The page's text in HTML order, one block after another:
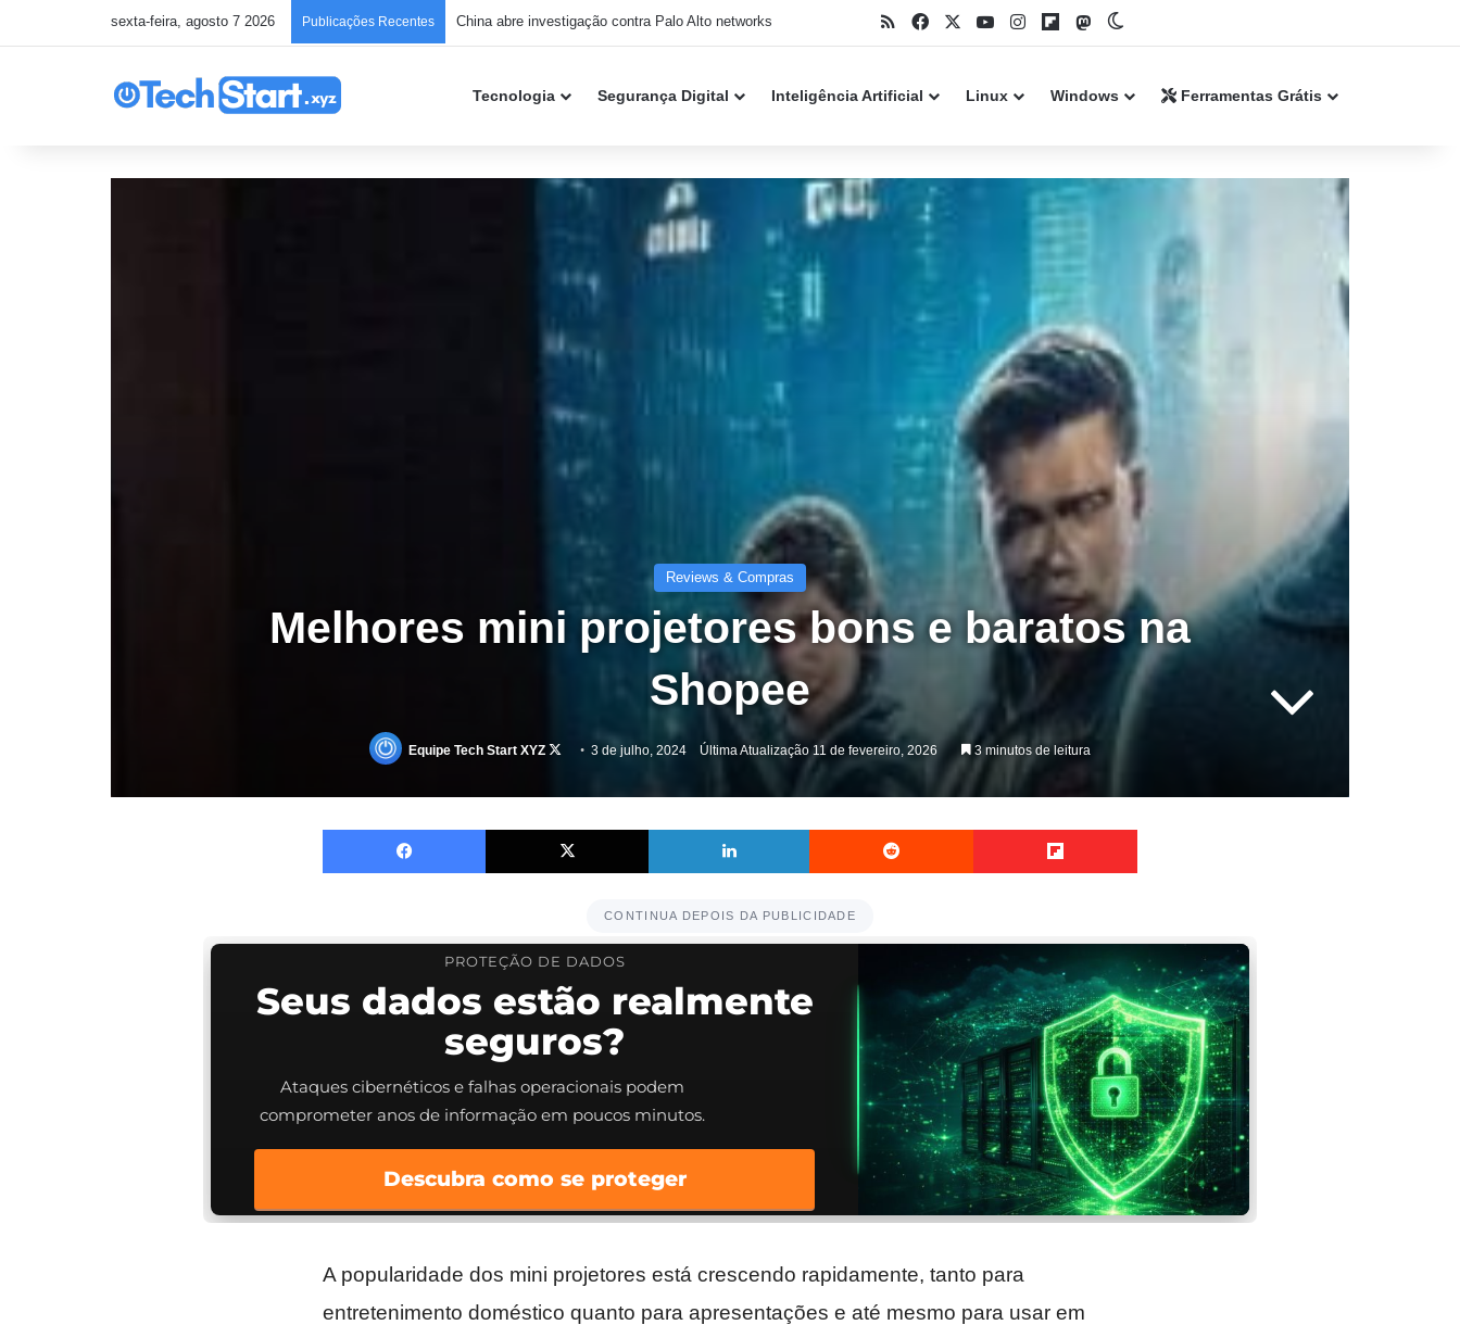
sexta-feira, agosto 7 2026 Publicações Recentes Hacker do caso Snowflake se declara culpado nos EUA RSSFacebookYouTubeInstagramFlipboard
Mastodon
Tecnologia Segurança Digital Inteligência Artificial Linux Windows Ferramentas Grátis
Reviews & Compras
Melhores mini projetores bons e baratos na
Shopee
Equipe Tech Start XYZ
Follow
X
3 de julho, 2024 Última Atualização 11 de fevereiro, 2026 3 minutos de leitura
Facebook X Linkedin Reddit Flipboard
CONTINUA DEPOIS DA PUBLICIDADE
PROTEÇÃO DE DADOS
Seus dados estão realmente
seguros?
Ataques cibernéticos e falhas operacionais podem
comprometer anos de informação em poucos minutos.
Descubra como se proteger
A popularidade dos mini projetores está crescendo rapidamente, tanto para
entretenimento doméstico quanto para apresentações e até mesmo para usar em